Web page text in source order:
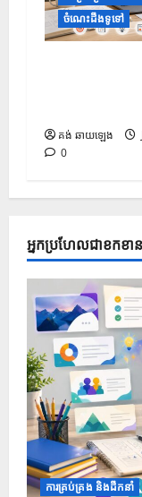
ចំណេះដឹងទូទៅ
គង់ ឆាយឡេង
0
អ្នកប្រហែលជាខកខា
ការគ្រប់គ្រង និងដឹកនាំ